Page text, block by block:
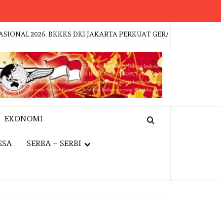
BKKKS DKI JAKARTA PERKUAT GERAKAN KEPEDULIAN
EKONOMI
SERBA – SERBI